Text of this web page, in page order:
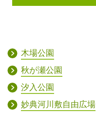
木場公園
秋が瀬公園
汐入公園
妙典河川敷自由広場